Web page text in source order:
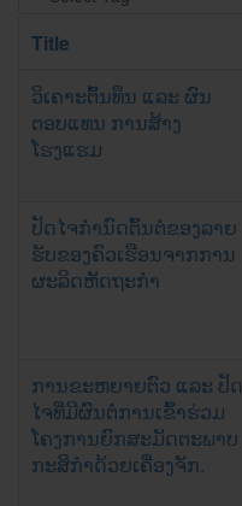
Title
ວິເຄາະຕົ້ນທຶນ ແລະ ຜົນ
ຕອບແທນ ການສ້າງ
ໂຮງແຮມ
ປັດໄຈກໍານົດຕົ້ນຕໍຂອງລາຍ
ຮັບຂອງຄົວເຮືອນຈາກການ
ຜະລິດຫັດຖະກໍາ
ການຂະຫຍາຍຕົວ ແລະ ປັດ
ໄຈທີ່ມີຜົນຕໍ່ການເຂົ້າຮ່ວມ
ໂຄງການຍົກສະມັດຕະພາບ
ກະສິກຳດ້ວຍເຄື່ອງຈັກ.